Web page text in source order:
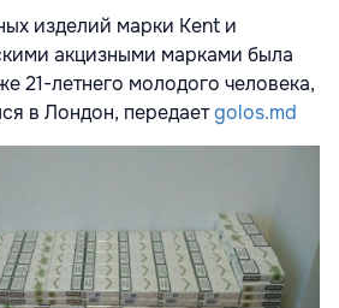
изделий марки Kent и
акцизными марками была
21-летнего молодого человека,
в Лондон, передаетgolos.md